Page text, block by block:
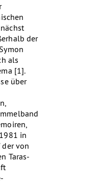
der
als
[1].
über
in
von
Taras-